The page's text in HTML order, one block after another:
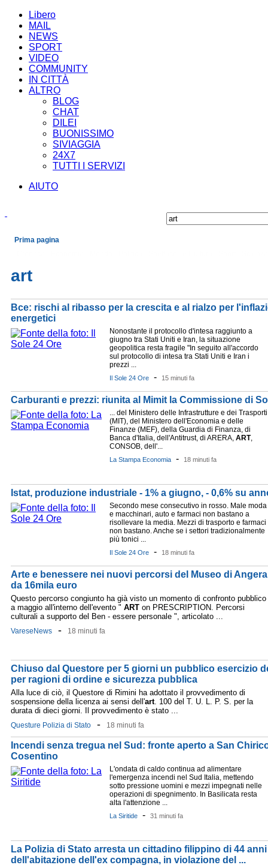
Libero
MAIL
NEWS
SPORT
VIDEO
COMMUNITY
IN CITTÀ
ALTRO
BLOG
CHAT
DILEI
BUONISSIMO
SIVIAGGIA
24X7
TUTTI I SERVIZI
AIUTO
Prima pagina
art
Bce: rischi al ribasso per la crescita e al rialzo per
energetici
Nonostante il protocollo d'intesa raggiunto a
giugno tra Stati Uniti e Iran, la situazione
geopolitica resta fragile "In seguito all'accordo
sul protocollo di intesa tra Stati Uniti e Iran i
prezzi ...
Il Sole 24 Ore - 15 minuti fa
Carburanti e prezzi: riunita al Mimit la Commissione di
... del Ministero delle Infrastrutture e dei Trasporti
(MIT), del Ministero dell'Economia e delle
Finanze (MEF), della Guardia di Finanza, di
Banca d'Italia, dell'Antitrust, di ARERA, ART,
CONSOB, dell'...
La Stampa Economia - 18 minuti fa
Istat, produzione industriale - 1% a giugno, - 0,6% su
Secondo mese consecutivo in rosso. Male moda
e macchinari, auto e farmaci non bastano a
risollevare la media. Mezzi di trasporto e farmaci
non bastano. Anche se i settori tradizionalmente
più tonici ...
Il Sole 24 Ore - 18 minuti fa
Arte e benessere nei nuovi percorsi del Museo di
da 16mila euro
Questo percorso congiunto ha già visto un momento di confronto pubblico
a maggio all'interno dell'evento " ART on PRESCRIPTION. Percorsi
culturali a supporto del Ben - essere personale ", articolato ...
VareseNews - 18 minuti fa
Chiuso dal Questore per 5 giorni un pubblico esercizio
per ragioni di ordine e sicurezza pubblica
Alla luce di ciò, il Questore di Rimini ha adottato il provvedimento di
sospensione della licenza ai sensi dell'art. 100 del T. U. L. P. S. per la
durata di dieci giorni. Il provvedimento è stato ...
Questure Polizia di Stato - 18 minuti fa
Incendi senza tregua nel Sud: fronte aperto a San
Cosentino
L'ondata di caldo continua ad alimentare
l'emergenza incendi nel Sud Italia, mettendo
sotto pressione uomini e mezzi impegnati nelle
operazioni di spegnimento. In Basilicata resta
alta l'attenzione ...
La Siritide - 31 minuti fa
La Polizia di Stato arresta un cittadino filippino di 44
dell'abitazione dell'ex compagna, in violazione del ...